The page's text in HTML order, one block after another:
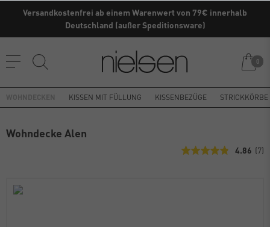
Versandkostenfrei ab einem Warenwert von 79€ innerhalb
Deutschland (außer Speditionsware)
0
KISSEN MIT FÜLLUNG STRICKKÖRBE
KISSENBEZÜGE
Wohndecke Alen
4.86 (7)